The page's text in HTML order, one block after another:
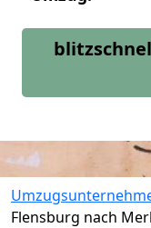
Flensburg nach